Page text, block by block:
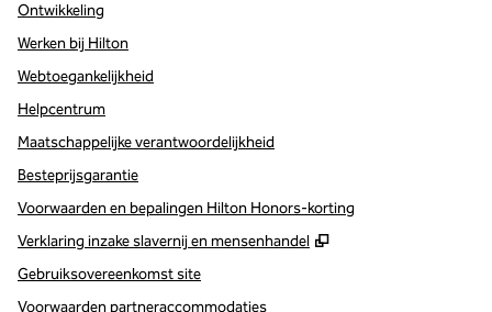
Ontwikkeling
Werken bij Hilton
Webtoegankelijkheid
Helpcentrum
Maatschappelijke verantwoordelijkheid
Besteprijsgarantie
Voorwaarden en bepalingen Hilton Honors-korting
Verklaring inzake slavernij en mensenhandel
,
Gebruiksovereenkomst site
Voorwaarden partneraccommodaties